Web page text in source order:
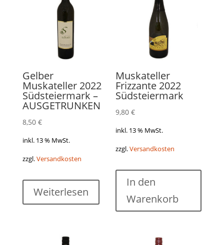
Gelber
Muskateller 2022
Südsteiermark –
AUSGETRUNKEN
8,50 €
inkl. 13 % MwSt.
zzgl.Versandkosten
Weiterlesen
Muskateller
Frizzante 2022
Südsteiermark
9,80€
inkl. 13 % MwSt.
zzgl.Versandkosten
In den
Warenkorb